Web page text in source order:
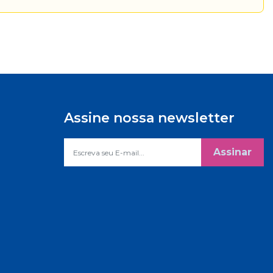
Assine nossa newsletter
Assinar